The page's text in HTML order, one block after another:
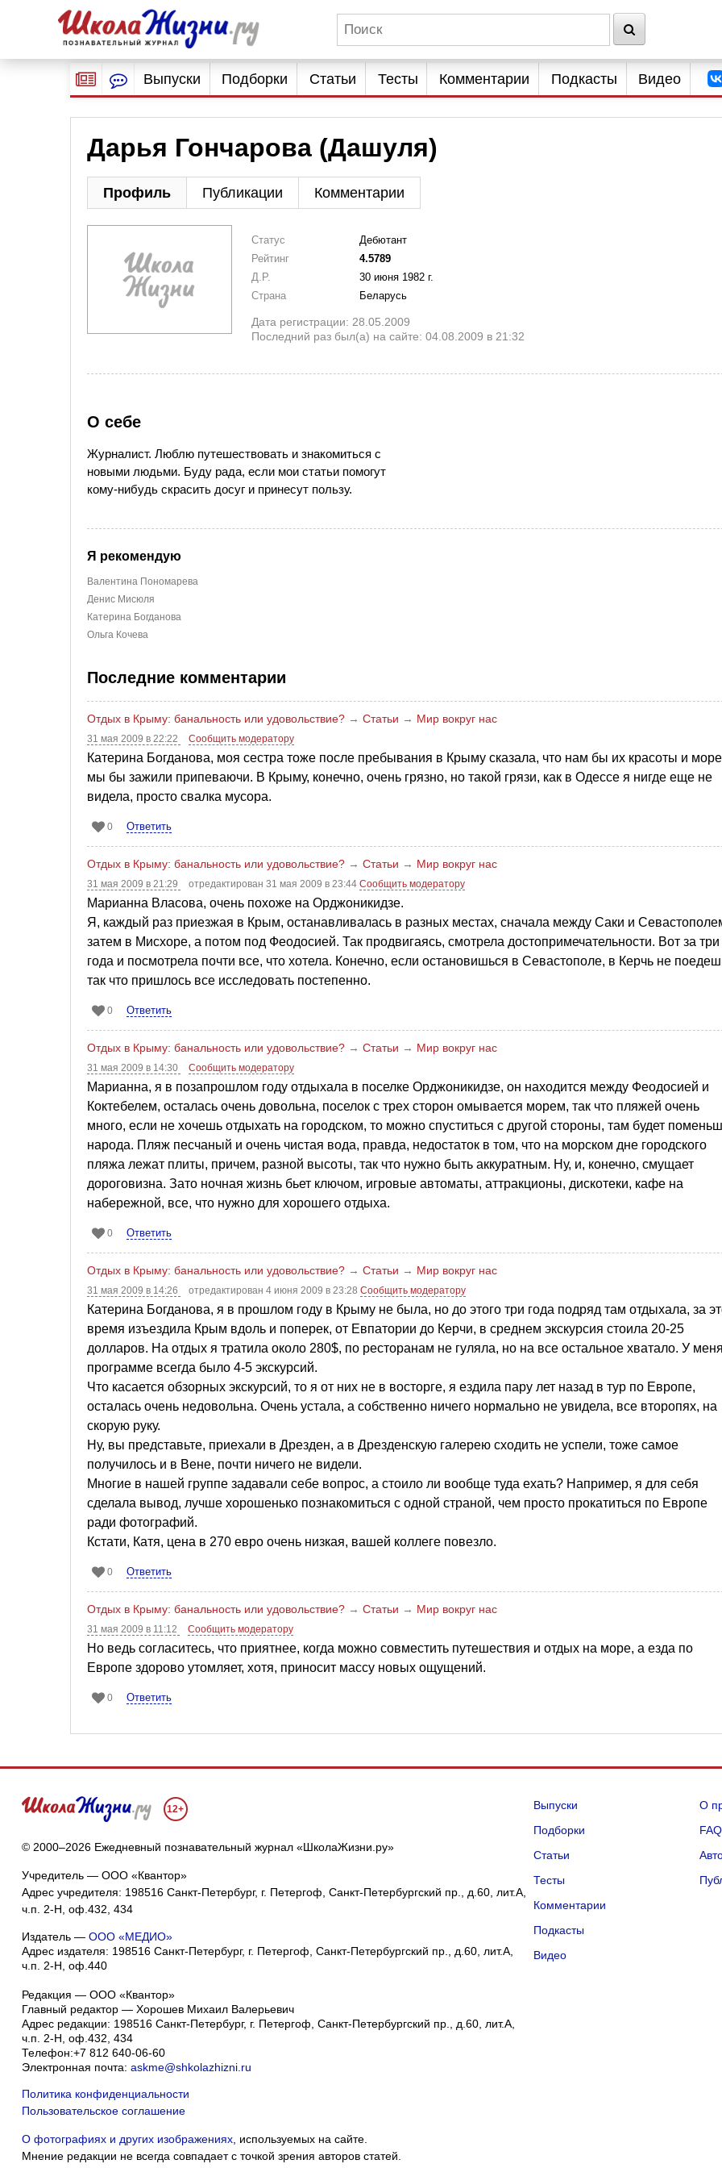
Выпуски Подборки Статьи Тесты Комментарии Подкасты Видео
Дарья Гончарова (Дашуля)
Профиль Публикации Комментарии
Статус
Дебютант
Рейтинг
4.5789
Д.Р.
30 июня 1982 г.
Страна
Беларусь
Дата регистрации: 28.05.2009
Последний раз был(а) на сайте: 04.08.2009 в 21:32
О себе
Журналист. Люблю путешествовать и знакомиться с
новыми людьми. Буду рада, если мои статьи помогут
кому-нибудь скрасить досуг и принесут пользу.
Я рекомендую
Валентина Пономарева
Денис Мисюля
Катерина Богданова
Ольга Кочева
Последние комментарии
Отдых в Крыму: банальность или удовольствие? → Статьи → Мир вокруг нас
31 мая 2009 в 22:22 Сообщить модератору
Катерина Богданова, моя сестра тоже после пребывания в Крыму сказала, что нам бы их красоты и
мы бы зажили припеваючи. В Крыму, конечно, очень грязно, но такой грязи, как в Одессе я нигде еще не
видела, просто свалка мусора.
0 Ответить
Отдых в Крыму: банальность или удовольствие? → Статьи → Мир вокруг нас
31 мая 2009 в 21:29 отредактирован 31 мая 2009 в 23:44 Сообщить модератору
Марианна Власова, очень похоже на Орджоникидзе.
Я, каждый раз приезжая в Крым, останавливалась в разных местах, сначала между Саки и
затем в Мисхоре, а потом под Феодосией. Так продвигаясь, смотрела достопримечательности. Вот за три
года и посмотрела почти все, что хотела. Конечно, если остановишься в Севастополе, в Керчь не
так что пришлось все исследовать постепенно.
0 Ответить
Отдых в Крыму: банальность или удовольствие? → Статьи → Мир вокруг нас
31 мая 2009 в 14:30 Сообщить модератору
Марианна, я в позапрошлом году отдыхала в поселке Орджоникидзе, он находится между Феодосией и
Коктебелем, осталась очень довольна, поселок с трех сторон омывается морем, так что пляжей очень
много, если не хочешь отдыхать на городском, то можно спуститься с другой стороны, там будет
народа. Пляж песчаный и очень чистая вода, правда, недостаток в том, что на морском дне городского
пляжа лежат плиты, причем, разной высоты, так что нужно быть аккуратным. Ну, и, конечно, смущает
дороговизна. Зато ночная жизнь бьет ключом, игровые автоматы, аттракционы, дискотеки, кафе на
набережной, все, что нужно для хорошего отдыха.
0 Ответить
Отдых в Крыму: банальность или удовольствие? → Статьи → Мир вокруг нас
31 мая 2009 в 14:26 отредактирован 4 июня 2009 в 23:28 Сообщить модератору
Катерина Богданова, я в прошлом году в Крыму не была, но до этого три года подряд там отдыхала, за
время изъездила Крым вдоль и поперек, от Евпатории до Керчи, в среднем экскурсия стоила 20-25
долларов. На отдых я тратила около 280$, по ресторанам не гуляла, но на все остальное хватало. У
программе всегда было 4-5 экскурсий.
Что касается обзорных экскурсий, то я от них не в восторге, я ездила пару лет назад в тур по Европе,
осталась очень недовольна. Очень устала, а собственно ничего нормально не увидела, все второпях, на
скорую руку.
Ну, вы представьте, приехали в Дрезден, а в Дрезденскую галерею сходить не успели, тоже самое
получилось и в Вене, почти ничего не видели.
Многие в нашей группе задавали себе вопрос, а стоило ли вообще туда ехать? Например, я для себя
сделала вывод, лучше хорошенько познакомиться с одной страной, чем просто прокатиться по Европе
ради фотографий.
Кстати, Катя, цена в 270 евро очень низкая, вашей коллеге повезло.
0 Ответить
Отдых в Крыму: банальность или удовольствие? → Статьи → Мир вокруг нас
31 мая 2009 в 11:12 Сообщить модератору
Но ведь согласитесь, что приятнее, когда можно совместить путешествия и отдых на море, а езда по
Европе здорово утомляет, хотя, приносит массу новых ощущений.
0 Ответить
12+
© 2000–2026 Ежедневный познавательный журнал «ШколаЖизни.ру»
Учредитель — ООО «Квантор»
Адрес учредителя: 198516 Санкт-Петербург, г. Петергоф, Санкт-Петербургский пр., д.60, лит.А,
ч.п. 2-Н, оф.432, 434
Издатель — ООО «МЕДИО»
Адрес издателя: 198516 Санкт-Петербург, г. Петергоф, Санкт-Петербургский пр., д.60, лит.А,
ч.п. 2-Н, оф.440
Редакция — ООО «Квантор»
Главный редактор — Хорошев Михаил Валерьевич
Адрес редакции: 198516 Санкт-Петербург, г. Петергоф Санкт-Петербургский пр., д.60, лит.А,
ч.п. 2-Н, оф.432, 434
Телефон:+7 812 640-06-60
Электронная почта: askme@shkolazhizni.ru
Политика конфиденциальности
Пользовательское соглашение
О фотографиях и других изображениях, используемых на сайте.
Мнение редакции не всегда совпадает с точкой зрения авторов статей.
Выпуски
Подборки
Статьи
Тесты
Комментарии
Подкасты
Видео
О
FAQ